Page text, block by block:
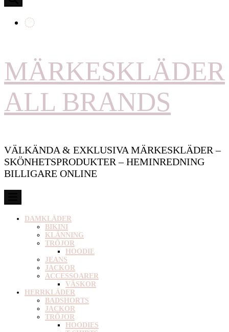
MÄRKESKLÄDER
ALL BRANDS
VÄLKÄNDA & EXKLUSIVA MÄRKESKLÄDER –
SKÖNHETSPRODUKTER – HEMINREDNING
BILLIGARE ONLINE
DAMKLÄDER
BIKINI
KLÄNNING
TRÖJOR
HOODIE
JEANS
JACKOR
ACCESSOARER
VÄSKOR
HERRKLÄDER
BADSHORTS
JACKOR
TRÖJOR
HOODIES